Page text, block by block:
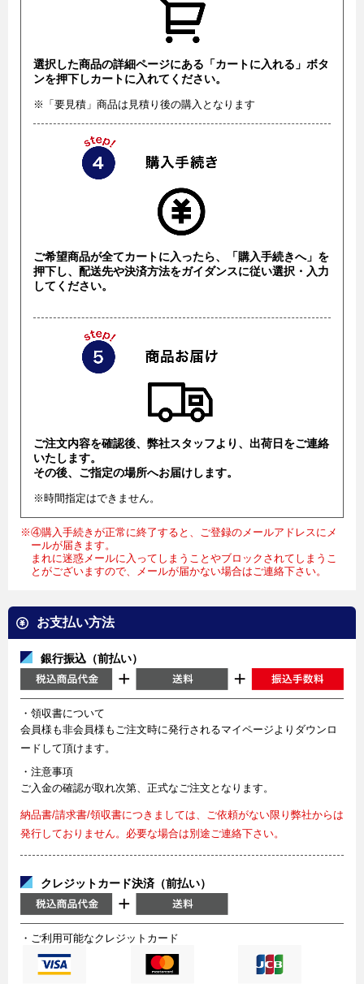
選択した商品の詳細ページにある「カートに入れる」ボタ
ンを押下しカートに入れてください。
※「要見積」商品は見積り後の購入となります
ご希望商品が全てカートに入ったら、「購入手続きへ」を
押下し、配送先や決済方法をガイダンスに従い選択・入力
してください。
ご注文内容を確認後、弊社スタッフより、出荷日をご連絡
いたします。
その後、ご指定の場所へお届けします。
※時間指定はできません。
※④購入手続きが正常に終了すると、ご登録のメールアドレスにメ
ールが届きます。
まれに迷惑メールに入ってしまうことやブロックされてしまうこ
とがございますので、メールが届かない場合はご連絡下さい。
お支払い方法
銀行振込（前払い）
・領収書について
会員様も非会員様もご注文時に発行されるマイページよりダウンロ
ードして頂けます。
・注意事項
ご入金の確認が取れ次第、正式なご注文となります。
納品書/請求書/領収書につきましては、ご依頼がない限り弊社からは
発行しておりません。必要な場合は別途ご連絡下さい。
クレジットカード決済（前払い）
・ご利用可能なクレジットカード